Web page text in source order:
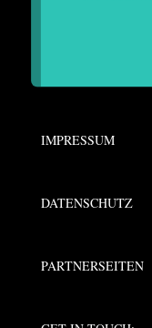
IMPRESSUM
DATENSCHUTZ
PARTNERSEITEN